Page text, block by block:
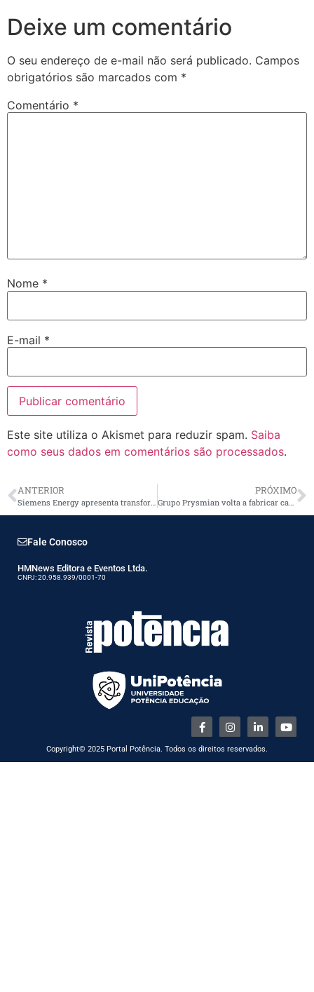
Deixe um comentário
O seu endereço de e-mail não será publicado. Campos
obrigatórios são marcados com *
Comentário *
Nome *
E-mail *
Este site utiliza o Akismet para reduzir spam. Saiba
como seus dados em comentários são processados.
ANTERIOR
Siemens Energy apresenta transformador a seco inovador
PRÓXIMO
Grupo Prysmian volta a fabricar cabo isolado 138 kV no Brasil
Fale Conosco
HMNews Editora e Eventos Ltda.
CNPJ: 20.958.939/0001-70
Copyright© 2025 Portal Potência. Todos os direitos reservados.